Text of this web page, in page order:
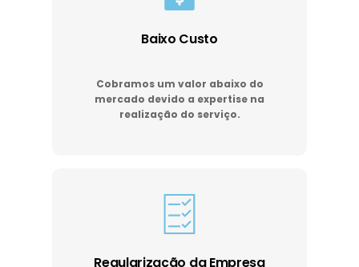
Baixo Custo
Cobramos um valor abaixo do
mercado devido a expertise na
realização do serviço.
Regularização da Empresa